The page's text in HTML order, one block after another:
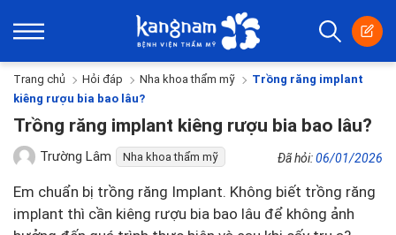
Trang chủ Hỏi đáp Nha khoa thẩm mỹ
Trồng răng implant
kiêng rượu bia bao lâu?
Trồng răng implant kiêng rượu bia bao lâu?
Trường Lâm Nha khoa thẩm mỹ Đã hỏi:06/01/2026
Em chuẩn bị trồng răng Implant. Không biết trồng răng
implant thì cần kiêng rượu bia bao lâu để không ảnh